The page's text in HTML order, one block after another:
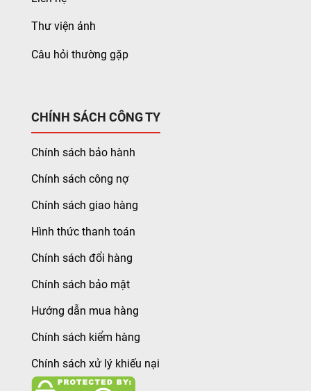
Thư viện ảnh
Câu hỏi thường gặp
CHÍNH SÁCH CÔNG TY
Chính sách bảo hành
Chính sách công nợ
Chính sách giao hàng
Hình thức thanh toán
Chính sách đổi hàng
Chính sách bảo mật
Hướng dẫn mua hàng
Chính sách kiểm hàng
Chính sách xử lý khiếu nại